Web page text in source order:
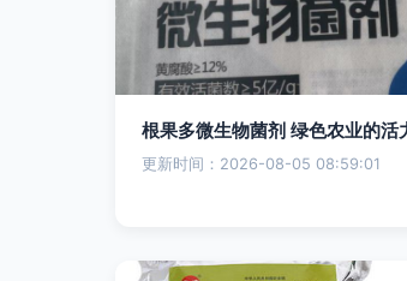
根果多微生物菌剂 绿色农业的活
更新时间：2026-08-05 08:59:01